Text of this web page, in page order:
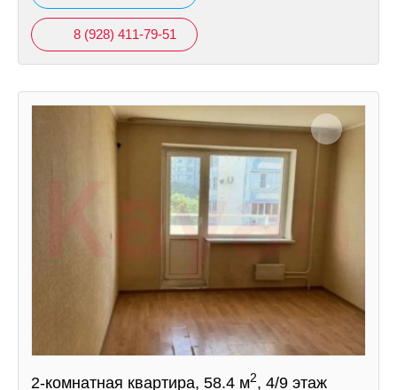
8 (928) 411-79-51
2-комнатная квартира, 58.4 м2, 4/9 этаж